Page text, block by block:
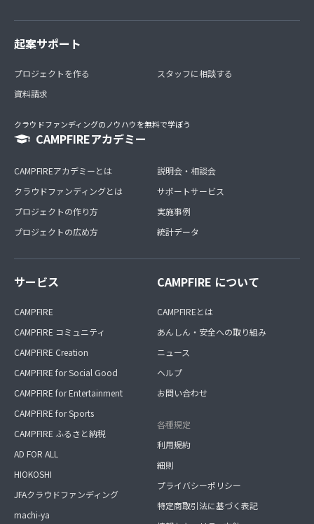
起案サポート
プロジェクトを作る
資料請求
スタッフに相談する
クラウドファンディングのノウハウを無料で学ぼう
CAMPFIREアカデミー
CAMPFIREアカデミーとは
クラウドファンディングとは
プロジェクトの作り方
プロジェクトの広め方
説明会・相談会
サポートサービス
実施事例
統計データ
サービス
CAMPFIRE
CAMPFIRE コミュニティ
CAMPFIRE Creation
CAMPFIRE for Social Good
CAMPFIRE for Entertainment
CAMPFIRE for Sports
CAMPFIRE ふるさと納税
AD FOR ALL
HIOKOSHI
JFAクラウドファンディング
machi-ya
CAMPFIRE について
CAMPFIREとは
あんしん・安全への取り組み
ニュース
ヘルプ
お問い合わせ
各種規定
利用規約
細則
プライバシーポリシー
特定商取引法に基づく表記